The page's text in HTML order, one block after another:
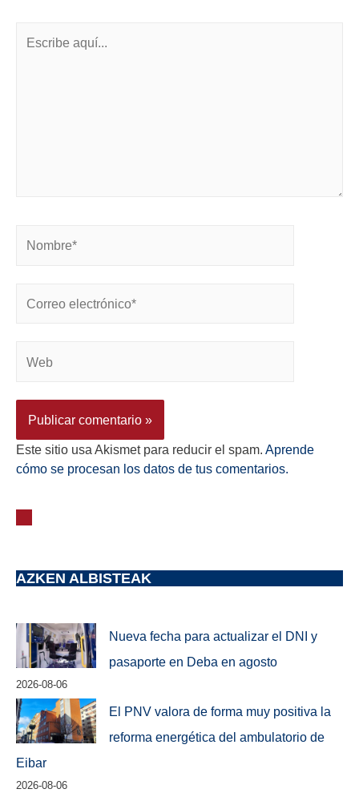
Este sitio usa Akismet para reducir el spam. Aprende
cómo se procesan los datos de tus comentarios.
AZKEN ALBISTEAK
Nueva fecha para actualizar el DNI y
pasaporte en Deba en agosto
2026-08-06
El PNV valora de forma muy positiva la
reforma energética del ambulatorio de
Eibar
2026-08-06